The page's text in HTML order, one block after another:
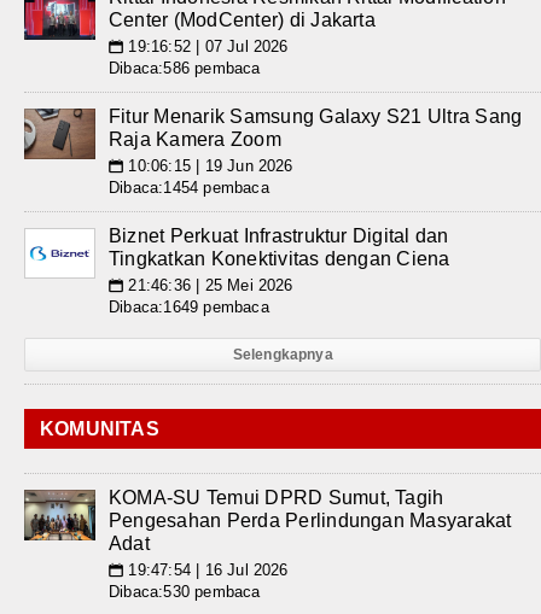
Center (ModCenter) di Jakarta
📅 19:16:52 | 07 Jul 2026
Dibaca:586 pembaca
Fitur Menarik Samsung Galaxy S21 Ultra Sang
Raja Kamera Zoom
📅 10:06:15 | 19 Jun 2026
Dibaca:1454 pembaca
Biznet Perkuat Infrastruktur Digital dan
Tingkatkan Konektivitas dengan Ciena
📅 21:46:36 | 25 Mei 2026
Dibaca:1649 pembaca
Selengkapnya
KOMUNITAS
KOMA-SU Temui DPRD Sumut, Tagih
Pengesahan Perda Perlindungan Masyarakat
Adat
📅 19:47:54 | 16 Jul 2026
Dibaca:530 pembaca